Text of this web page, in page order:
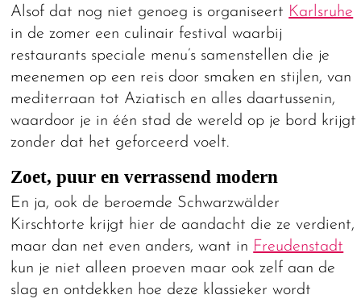
Alsof dat nog niet genoeg is organiseert Karlsruhe
in de zomer een culinair festival waarbij
restaurants speciale menu’s samenstellen die je
meenemen op een reis door smaken en stijlen, van
mediterraan tot Aziatisch en alles daartussenin,
waardoor je in één stad de wereld op je bord krijgt
zonder dat het geforceerd voelt.
Zoet, puur en verrassend modern
En ja, ook de beroemde Schwarzwälder
Kirschtorte krijgt hier de aandacht die ze verdient,
maar dan net even anders, want in Freudenstadt
kun je niet alleen proeven maar ook zelf aan de
slag en ontdekken hoe deze klassieker wordt